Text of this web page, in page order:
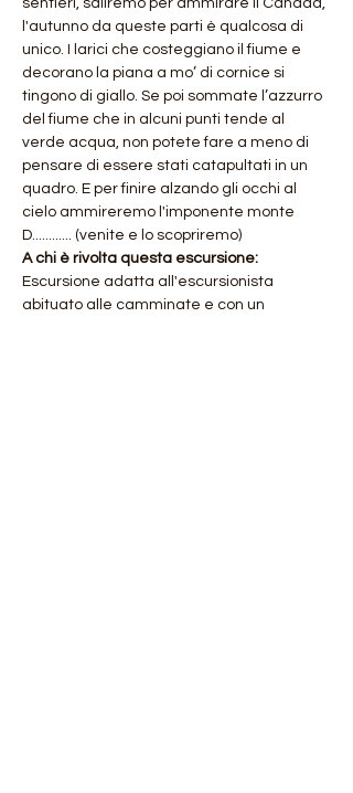
sentieri, saliremo per ammirare il Canada,
l'autunno da queste parti è qualcosa di
unico. I larici che costeggiano il fiume e
decorano la piana a mo’ di cornice si
tingono di giallo. Se poi sommate l’azzurro
del fiume che in alcuni punti tende al
verde acqua, non potete fare a meno di
pensare di essere stati catapultati in un
quadro. E per finire alzando gli occhi al
cielo ammireremo l'imponente monte
D............ (venite e lo scopriremo)
A chi è rivolta questa escursione:
Escursione adatta all'escursionista
abituato alle camminate e con un